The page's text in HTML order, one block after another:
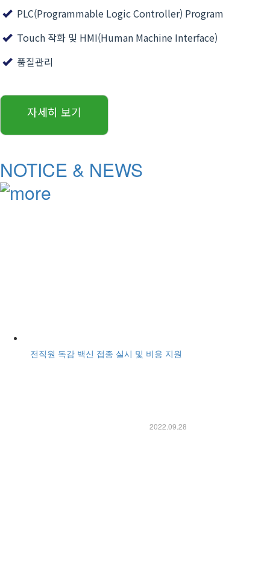
PLC(Programmable Logic Controller) Program
Touch 작화 및 HMI(Human Machine Interface)
품질관리
자세히 보기
NOTICE & NEWS
전직원 독감 백신 접종 실시 및 비용 지원
2022.09.28